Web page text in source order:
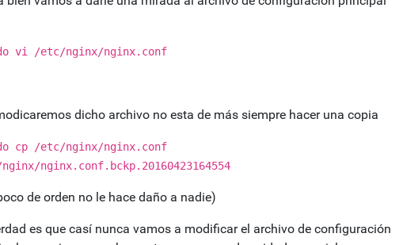
vi /etc/nginx/nginx.conf
dicho archivo no esta de más siempre hacer una copia
cp /etc/nginx/nginx.conf
nginx.conf.bckp.20160423164554
de orden no le hace daño a nadie)
es que casí nunca vamos a modificar el archivo de configuración